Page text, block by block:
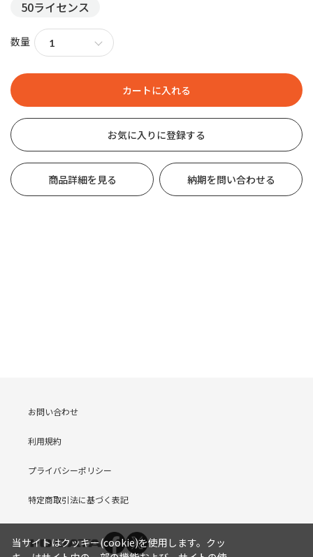
50ライセンス
数量
お気に入りに登録する
商品詳細を見る 納期を問い合わせる
お問い合わせ
利用規約
プライバシーポリシー
特定商取引法に基づく表記
当サイトはクッキー(cookie)を使用します。クッ